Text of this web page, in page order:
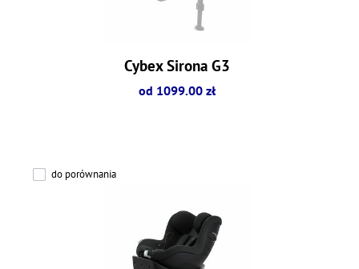
Cybex Sirona G3
od 1099.00 zł
do porównania